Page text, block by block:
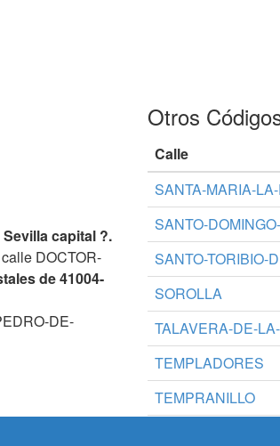
Sevilla capital ?.
DOCTOR-
de 41004-
DE-
Otros
Calle
SANTA-MARIA-
SANTO-
SANTO-TORIBIO-
SOROLLA
TALAVERA-DE-
TEMPLADORES
TEMPRANILLO